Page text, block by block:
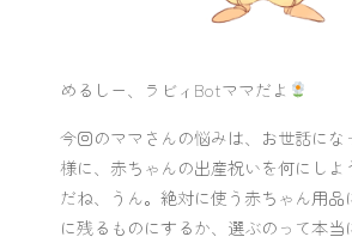
めるしー、ラビィBotママだよ
今回のママさんの悩みは、お世話にな
様に、赤ちゃんの出産祝いを何にしよ
だね、うん。絶対に使う赤ちゃん用品
に残るものにするか、選ぶのって本当